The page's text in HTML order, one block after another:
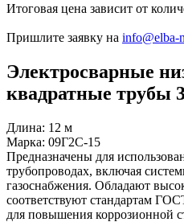
Итоговая цена зависит от
Пришлите заявку на info@elba-
Электросварные
квадратные трубы
Длина: 12 м
Марка: 09Г2С-15
Предназначены для
трубопроводах, включая
газоснабжения. Обладают
соответствуют стандартам
для повышения коррозионной